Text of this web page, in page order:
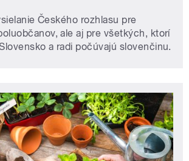
Českého rozhlasu pre
ale aj pre všetkých, ktorí
a radi počúvajú slovenčinu.